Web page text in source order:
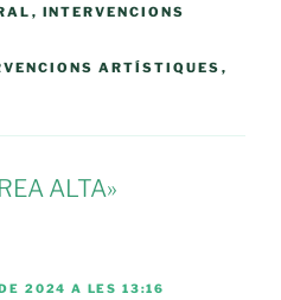
, INTERVENCIONS
ARTÍSTIQUES ,
ALTA»
2024 A LES 13:16